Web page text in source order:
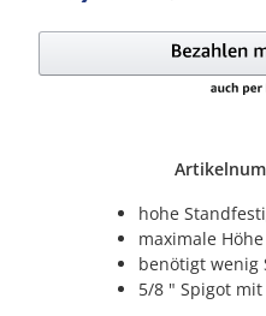
hohe
maximale
benötigt wenig
5/8 " Spigot